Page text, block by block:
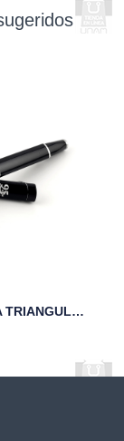
PLUMA NEGRA TRIANGULAR 95 AÑOS UNAM